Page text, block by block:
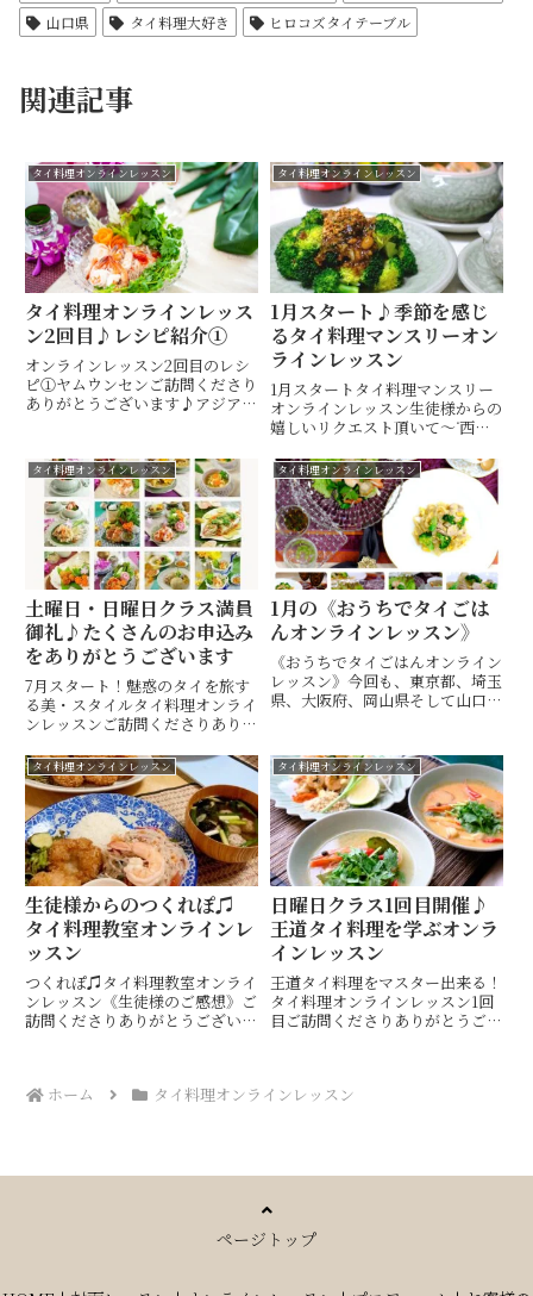
山口県
タイ料理大好き ヒロコズタイテーブル
関連記事
タイ料理オンラインレッスン
タイ料理オンラインレッス
ン2回目♪レシピ紹介①
オンラインレッスン2回目のレシ
ピ①ヤムウンセンご訪問くださり
ありがとうございます♪アジアな
料理教室・ 山口市 Hiroko's
Thai Table (ヒロコズタイテーブ
ル) 間 ...
タイ料理オンラインレッスン
1月スタート♪季節を感じ
るタイ料理マンスリーオン
ラインレッスン
1月スタートタイ料理マンスリー
オンラインレッスン生徒様からの
嬉しいリクエスト頂いて〜ᐝ西日
野菜がモリモリ食べられる～ご家
庭で手軽に作れるタイのお惣菜
等、日本であまり知られないメニ
ューも盛り沢山異国の香りがおう
ち...
タイ料理オンラインレッスン
土曜日・日曜日クラス満員
御礼♪たくさんのお申込み
をありがとうございます
7月スタート！魅惑のタイを旅す
る美・スタイルタイ料理オンライ
ンレッスンご訪問くださりありが
でタイカービングやテーブルコー
ディネートも楽しめるタイ料理教
室・ 山口市 Hiroko’s Thai
Table (ヒロ...
タイ料理オンラインレッスン
1月の《おうちでタイごは
んオンラインレッスン》
《おうちでタイごはんオンライン
レッスン》今回も、東京都、埼玉
県、大阪府、岡山県そして山口県
きました♪今月は寒い季節にも楽
しんでいただける、・帆立貝のス
パイシータイサラダ・とっても
簡...
タイ料理オンラインレッスン
生徒様からのつくれぽ♫
タイ料理教室オンラインレ
ッスン
つくれぽ♫タイ料理教室オンライ
ンレッスン《生徒様のご感想》ご
訪問くださりありがとうございま
Hiroko's Thai Table (ヒロコズ
タイ料理オンラインレッスン
日曜日クラス1回目開催♪
王道タイ料理を学ぶオンラ
インレッスン
王道タイ料理をマスター出来る！
タイ料理オンラインレッスン1回
目ご訪問くださりありがとうござ
口市 Hiroko's Thai Table (ヒロ
ホーム タイ料理オンラインレッスン
ページトップ